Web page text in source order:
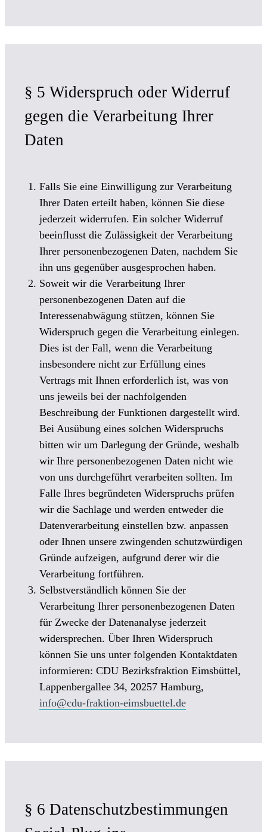
§ 5 Widerspruch oder Widerruf
gegen die Verarbeitung Ihrer
Daten
Falls Sie eine Einwilligung zur Verarbeitung
Ihrer Daten erteilt haben, können Sie diese
jederzeit widerrufen. Ein solcher Widerruf
beeinflusst die Zulässigkeit der Verarbeitung
Ihrer personenbezogenen Daten, nachdem Sie
ihn uns gegenüber ausgesprochen haben.
Soweit wir die Verarbeitung Ihrer
personenbezogenen Daten auf die
Interessenabwägung stützen, können Sie
Widerspruch gegen die Verarbeitung einlegen.
Dies ist der Fall, wenn die Verarbeitung
insbesondere nicht zur Erfüllung eines
Vertrags mit Ihnen erforderlich ist, was von
uns jeweils bei der nachfolgenden
Beschreibung der Funktionen dargestellt wird.
Bei Ausübung eines solchen Widerspruchs
bitten wir um Darlegung der Gründe, weshalb
wir Ihre personenbezogenen Daten nicht wie
von uns durchgeführt verarbeiten sollten. Im
Falle Ihres begründeten Widerspruchs prüfen
wir die Sachlage und werden entweder die
Datenverarbeitung einstellen bzw. anpassen
oder Ihnen unsere zwingenden schutzwürdigen
Gründe aufzeigen, aufgrund derer wir die
Verarbeitung fortführen.
Selbstverständlich können Sie der
Verarbeitung Ihrer personenbezogenen Daten
für Zwecke der Datenanalyse jederzeit
widersprechen. Über Ihren Widerspruch
können Sie uns unter folgenden Kontaktdaten
informieren: CDU Bezirksfraktion Eimsbüttel,
Lappenbergallee 34, 20257 Hamburg,
info@cdu-fraktion-eimsbuettel.de
§ 6 Datenschutzbestimmungen